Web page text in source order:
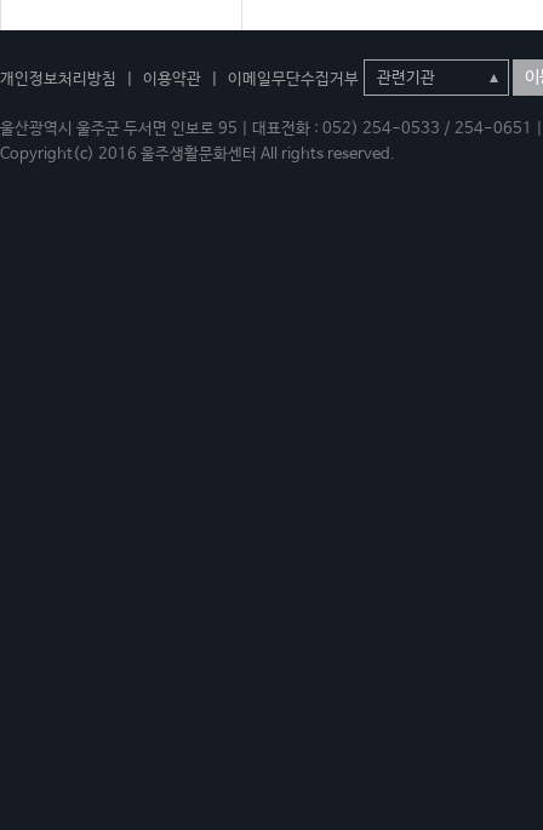
개인정보처리방침 이용약관 이메일무단수집거부 이
울산광역시 울주군 두서면 인보로 95 | 대표전화 : 052) 254-0533 / 254-
Copyright(c) 2016 울주생활문화센터 All rights reserved.